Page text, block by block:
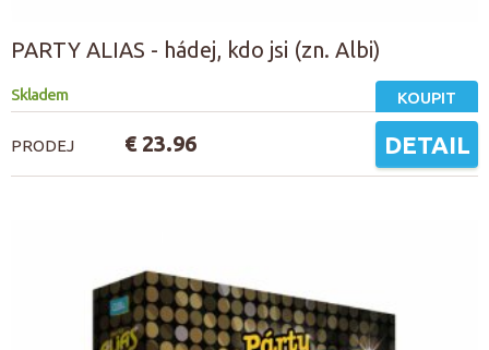
PARTY ALIAS - hádej, kdo jsi (zn. Albi)
Skladem KOUPIT
PRODEJ € 23.96 DETAIL